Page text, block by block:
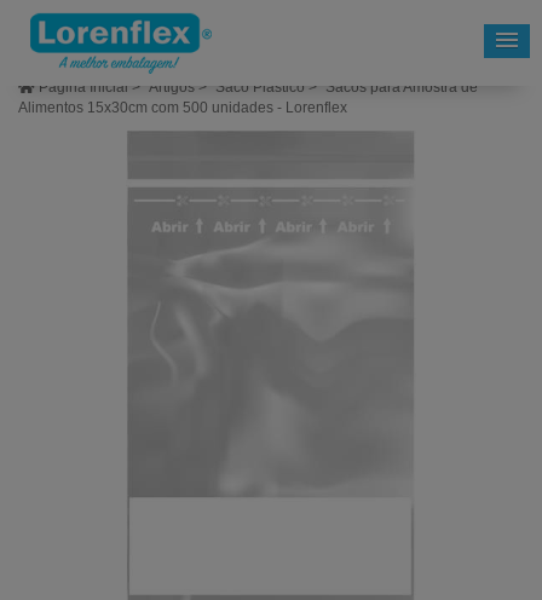
Página Inicial > Artigos > Saco Plástico > Sacos para Amostra de
Alimentos 15x30cm com 500 unidades - Lorenflex